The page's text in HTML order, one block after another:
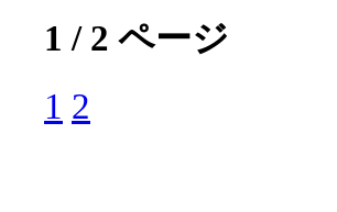
1 / 2 ページ
1 2